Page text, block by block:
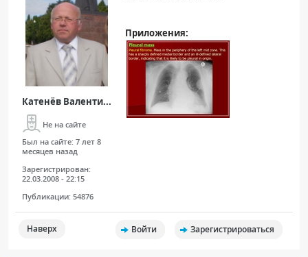
Катенёв Валенти...
Не на сайте
Был на сайте: 7 лет 8
месяцев назад
Зарегистрирован:
22.03.2008 - 22:15
Публикации: 54876
Приложения:
Наверх Войти Зарегистрироваться